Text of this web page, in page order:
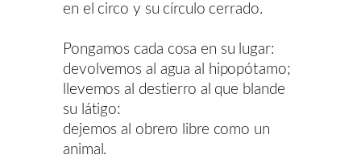
en el circo y su círculo cerrado.
Pongamos cada cosa en su lugar:
devolvemos al agua al hipopótamo;
llevemos al destierro al que blande
su látigo:
dejemos al obrero libre como un
animal.